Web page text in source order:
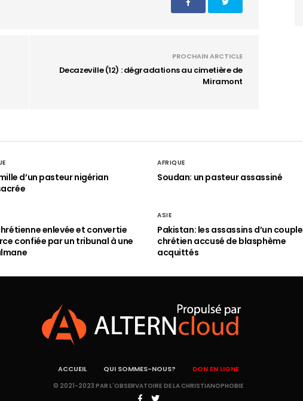
PROCHAIN ARCTICLE
Decazeville (12) : dégradations au cimetière de
Miramont
d’un pasteur nigérian
AFRIQUE
Soudan: un pasteur assassiné
enlevée et convertie
confiée par un tribunal à une
ASIE
Pakistan: les assassins d’un couple
chrétien accusé de blasphème
acquittés
ACCUEIL QUI SOMMES-NOUS? DON EN LIGNE
© 2021-2023 PAR L'OBSERVATOIRE DE LA CHRISTIANOPHOBIE